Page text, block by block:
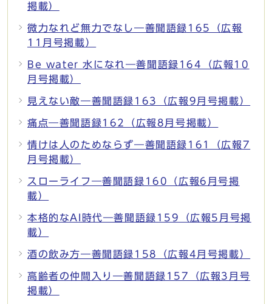
掲載）
微力なれど無力でなし―善聞語録165（広報
11月号掲載）
Be water 水になれ―善聞語録164（広報10
月号掲載）
見えない敵―善聞語録163（広報9月号掲載）
痛点―善聞語録162（広報8月号掲載）
情けは人のためならず―善聞語録161（広報7
月号掲載）
スローライフ―善聞語録160（広報6月号掲
載）
本格的なAI時代―善聞語録159（広報5月号掲
載）
酒の飲み方―善聞語録158（広報4月号掲載）
高齢者の仲間入り―善聞語録157（広報3月号
掲載）